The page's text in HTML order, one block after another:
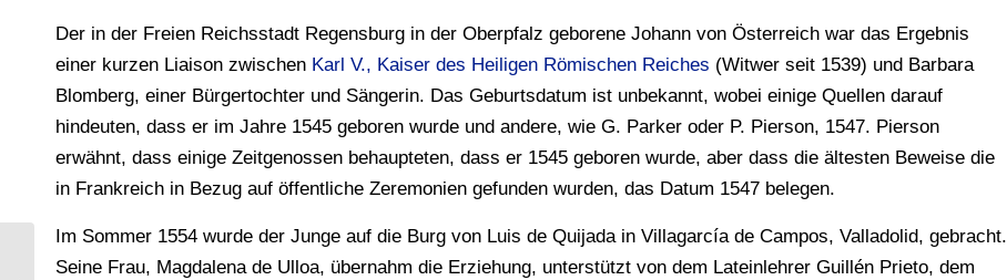
Der in der Freien Reichsstadt Regensburg in der Oberpfalz geborene Johann von Österreich war das Ergebnis
einer kurzen Liaison zwischen Karl V., Kaiser des Heiligen Römischen Reiches (Witwer seit 1539) und Barbara
Blomberg, einer Bürgertochter und Sängerin. Das Geburtsdatum ist unbekannt, wobei einige Quellen darauf
hindeuten, dass er im Jahre 1545 geboren wurde und andere, wie G. Parker oder P. Pierson, 1547. Pierson
erwähnt, dass einige Zeitgenossen behaupteten, dass er 1545 geboren wurde, aber dass die ältesten Beweise die
in Frankreich in Bezug auf öffentliche Zeremonien gefunden wurden, das Datum 1547 belegen.
Im Sommer 1554 wurde der Junge auf die Burg von Luis de Quijada in Villagarcía de Campos, Valladolid, gebracht.
Seine Frau, Magdalena de Ulloa, übernahm die Erziehung, unterstützt von dem Lateinlehrer Guillén Prieto, dem
König Karl I. von England, aus dem